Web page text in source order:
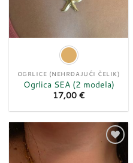
OGRLICE (NEHRĐAJUĆI ČELIK)
Ogrlica SEA (2 modela)
17,00 €
Dodaj